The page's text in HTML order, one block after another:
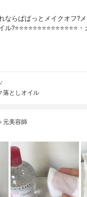
ならぱぱっとメイクオフ?
落としオイル
元美容師